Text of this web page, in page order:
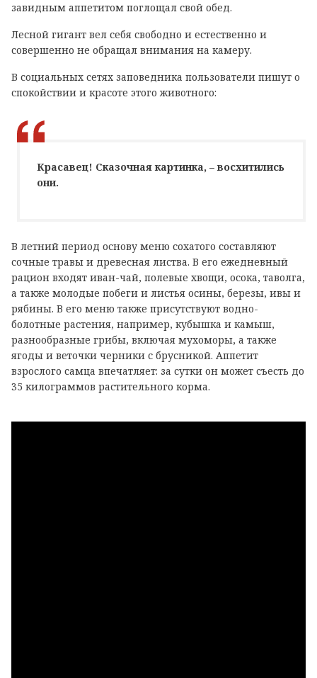
завидным аппетитом поглощал свой обед.
Лесной гигант вел себя свободно и естественно и
совершенно не обращал внимания на камеру.
В социальных сетях заповедника пользователи пишут о
спокойствии и красоте этого животного:
Красавец! Сказочная картинка, – восхитились
они.
В летний период основу меню сохатого составляют
сочные травы и древесная листва. В его ежедневный
рацион входят иван-чай, полевые хвощи, осока, таволга,
а также молодые побеги и листья осины, березы, ивы и
рябины. В его меню также присутствуют водно-
болотные растения, например, кубышка и камыш,
разнообразные грибы, включая мухоморы, а также
ягоды и веточки черники с брусникой. Аппетит
взрослого самца впечатляет: за сутки он может съесть до
35 килограммов растительного корма.